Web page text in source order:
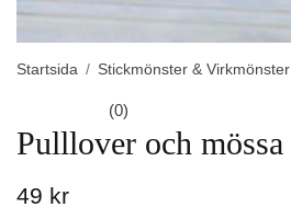
Startsida / Stickmönster & Virkmönster
(0)
Pulllover och mössa
49 kr